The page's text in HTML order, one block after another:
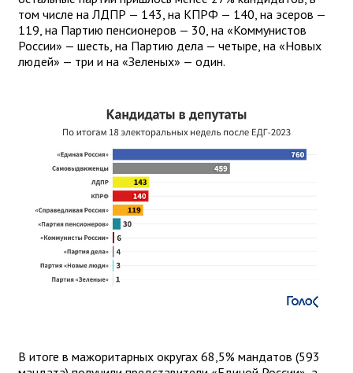
том числе на ЛДПР — 143, на КПРФ — 140, на эсеров —
119, на Партию пенсионеров — 30, на «Коммунистов
России» — шесть, на Партию дела — четыре, на «Новых
людей» — три и на «Зеленых» — один.
В итоге в мажоритарных округах 68,5% мандатов (593